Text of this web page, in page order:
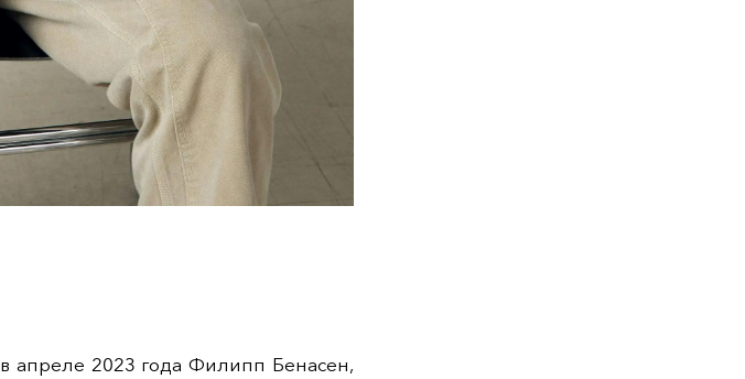
апреле 2023 года Филипп Бенасен,